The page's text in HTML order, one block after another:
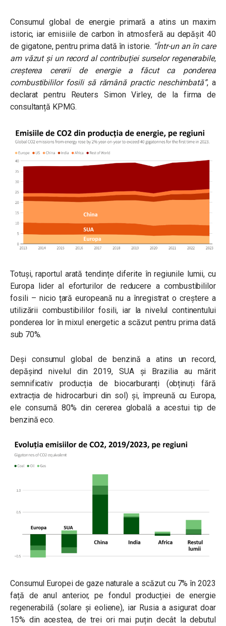
Consumul global de energie primară a atins un maxim
istoric, iar emisiile de carbon în atmosferă au depășit 40
de gigatone, pentru prima dată în istorie. “Într-un an în care
am văzut și un record al contribuției surselor regenerabile,
creșterea cererii de energie a făcut ca ponderea
combustibililor fosili să rămână practic neschimbată”, a
declarat pentru Reuters Simon Virley, de la firma de
consultanță KPMG.
Totuși, raportul arată tendințe diferite în regiunile lumii, cu
Europa lider al eforturilor de reducere a combustibililor
fosili – nicio țară europeană nu a înregistrat o creștere a
utilizării combustibililor fosili, iar la nivelul continentului
ponderea lor în mixul energetic a scăzut pentru prima dată
sub 70%.
Deși consumul global de benzină a atins un record,
depășind nivelul din 2019, SUA și Brazilia au mărit
semnificativ producția de biocarburanți (obținuți fără
extracția de hidrocarburi din sol) și, împreună cu Europa,
ele consumă 80% din cererea globală a acestui tip de
benzină eco.
Consumul Europei de gaze naturale a scăzut cu 7% în 2023
față de anul anterior, pe fondul producției de energie
regenerabilă (solare și eoliene), iar Rusia a asigurat doar
15% din acestea, de trei ori mai puțin decât la debutul